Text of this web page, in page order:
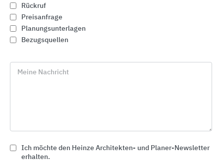
Planungsunterlagen
Rückruf
Preisanfrage
Planungsunterlagen
Bezugsquellen
Meine Nachricht
Ich möchte den Heinze Architekten- und Planer-Newsletter
erhalten.